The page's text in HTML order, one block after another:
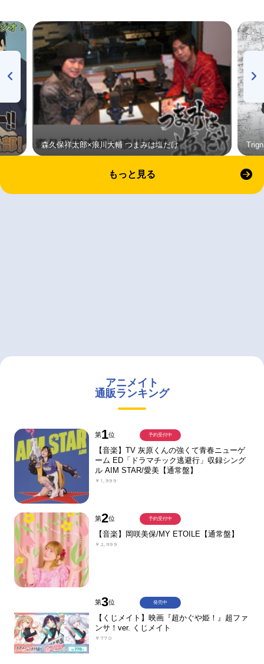
森久保祥太郎×浪川大輔 つまみは塩だけ
もっと見る
アニメイト
通販ランキング
第1位
【音楽】TV 灰原くんの強くて青春ニューゲ
ーム ED「ドラマチック逃避行」収録シング
ル AIM STAR/愛美【通常盤】
￥1,999
予約受付中
第2位
【音楽】岡咲美保/MY ETOILE【通常盤】
￥2,999
予約受付中
第3位
【くじメイト】映画『超かぐや姫！』超ファ
ンサ！ver. くじメイト
￥770
発売中